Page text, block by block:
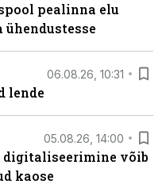
pealinna elu
06.08.26, 10:31
lende
05.08.26, 14:00
võib
kaose